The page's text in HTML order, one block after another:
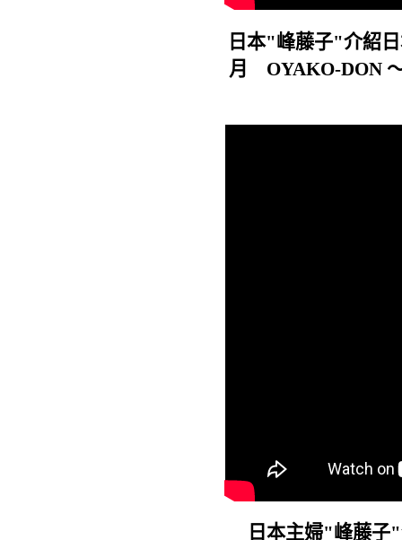
日本"峰藤子"介紹
月 OYAKO-DON
日本主婦"峰藤子